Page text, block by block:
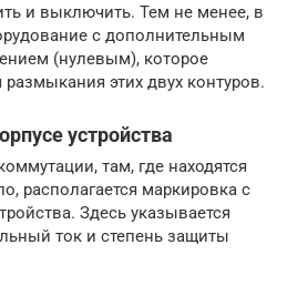
и выключить. Тем не менее, в
с дополнительным
(нулевым), которое
размыкания этих двух контуров.
устройства
там, где находятся
располагается маркировка с
Здесь указывается
ток и степень защиты